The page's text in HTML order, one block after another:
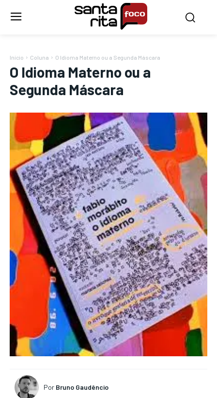
Início Coluna O Idioma Materno ou a Segunda Máscara
O Idioma Materno ou a
Segunda Máscara
Por Bruno Gaudêncio